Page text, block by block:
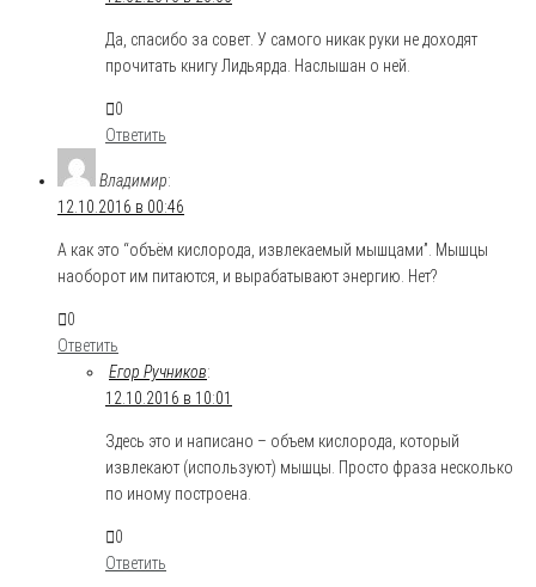
Да, спасибо за совет. У самого никак руки не доходят
прочитать книгу Лидьярда. Наслышан о ней.
0
Ответить
Владимир:
12.10.2016 в 00:46
А как это “объём кислорода, извлекаемый мышцами”. Мышцы
наоборот им питаются, и вырабатывают энергию. Нет?
0
Ответить
Егор Ручников:
12.10.2016 в 10:01
Здесь это и написано – объем кислорода, который
извлекают (используют) мышцы. Просто фраза несколько
по иному построена.
0
Ответить